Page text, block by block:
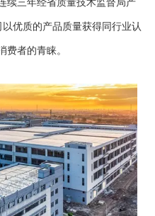
优质的产品质量获得同行业认
者的青睐。